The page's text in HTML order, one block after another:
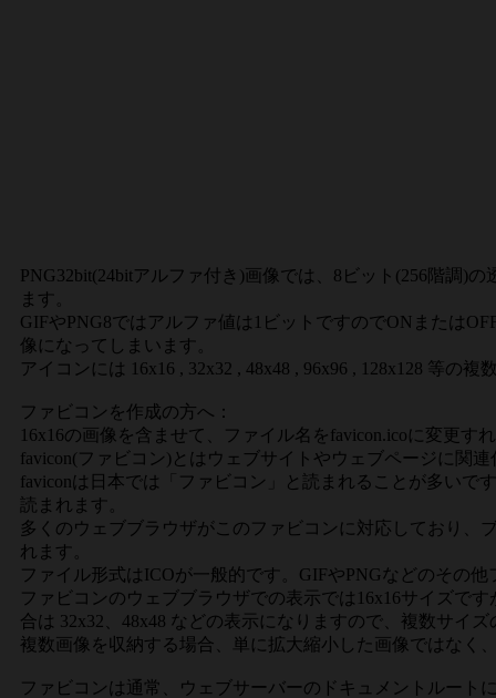
PNG32bit(24bitアルファ付き)画像では、8ビット(256階調)
ます。
GIFやPNG8ではアルファ値は1ビットですのでONまたは
像になってしまいます。
アイコンには 16x16 , 32x32 , 48x48 , 96x96 , 128x128 等の
ファビコンを作成の方へ：
16x16の画像を含ませて、ファイル名をfavicon.icoに変更す
favicon(ファビコン)とはウェブサイトやウェブページに関
faviconは日本では「ファビコン」と読まれることが多いで
読まれます。
多くのウェブブラウザがこのファビコンに対応しており、
れます。
ファイル形式はICOが一般的です。GIFやPNGなどのその
ファビコンのウェブブラウザでの表示では16x16サイズで
合は 32x32、48x48 などの表示になりますので、複数サイ
複数画像を収納する場合、単に拡大縮小した画像ではなく
ファビコンは通常、ウェブサーバーのドキュメントルート